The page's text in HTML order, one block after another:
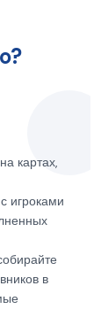
картах,
игроками
в